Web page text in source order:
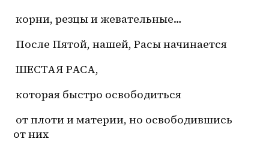
корни, резцы и жевательные…
После Пятой, нашей, Расы начинается
ШЕСТАЯ РАСА,
которая быстро освободиться
от них